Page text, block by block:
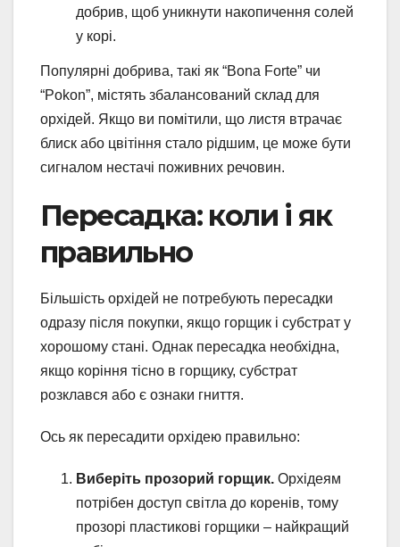
добрив, щоб уникнути накопичення солей
у корі.
Популярні добрива, такі як “Bona Forte” чи
“Pokon”, містять збалансований склад для
орхідей. Якщо ви помітили, що листя втрачає
блиск або цвітіння стало рідшим, це може бути
сигналом нестачі поживних речовин.
Пересадка: коли і як
правильно
Більшість орхідей не потребують пересадки
одразу після покупки, якщо горщик і субстрат у
хорошому стані. Однак пересадка необхідна,
якщо коріння тісно в горщику, субстрат
розклався або є ознаки гниття.
Ось як пересадити орхідею правильно:
Виберіть прозорий горщик. Орхідеям
потрібен доступ світла до коренів, тому
прозорі пластикові горщики – найкращий